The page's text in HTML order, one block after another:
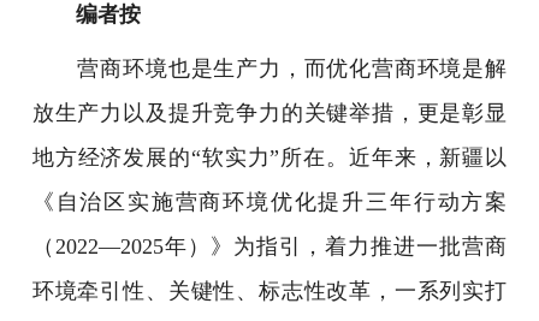
编者按
营商环境也是生产力，而优化营商环境是解
放生产力以及提升竞争力的关键举措，更是彰显
地方经济发展的“软实力”所在。近年来，新疆以
《自治区实施营商环境优化提升三年行动方案
（2022—2025年）》为指引，着力推进一批营商
环境牵引性、关键性、标志性改革，一系列实打